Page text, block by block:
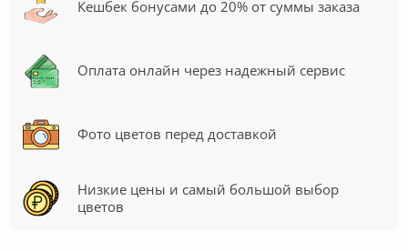
Кешбек бонусами до 20% от суммы заказа
Оплата онлайн через надежный сервис
Фото цветов перед доставкой
Низкие цены и самый большой выбор
цветов